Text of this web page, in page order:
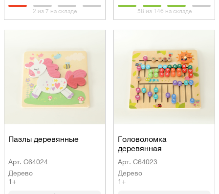
2 из 7 на складе 58 из 146 на складе
Пазлы деревянные
Арт. C64024
Дерево
1+
Головоломка
деревянная
Арт. C64023
Дерево
1+